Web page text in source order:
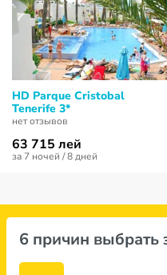
HD Parque Cristobal
Tenerife 3*
нет отзывов
63 715 лей
за 7 ночей / 8 дней
6 причин выбрать